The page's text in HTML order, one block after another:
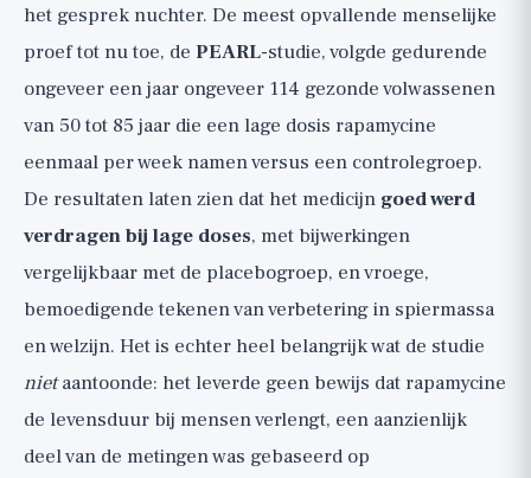
het gesprek nuchter. De meest opvallende menselijke
proef tot nu toe, de PEARL-studie, volgde gedurende
ongeveer een jaar ongeveer 114 gezonde volwassenen
van 50 tot 85 jaar die een lage dosis rapamycine
eenmaal per week namen versus een controlegroep.
De resultaten laten zien dat het medicijn goed werd
verdragen bij lage doses, met bijwerkingen
vergelijkbaar met de placebogroep, en vroege,
bemoedigende tekenen van verbetering in spiermassa
en welzijn. Het is echter heel belangrijk wat de studie
nietaantoonde: het leverde geen bewijs dat rapamycine
de levensduur bij mensen verlengt, een aanzienlijk
deel van de metingen was gebaseerd op